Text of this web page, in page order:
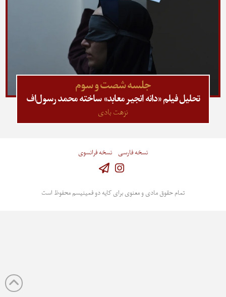
جلسه شصت و سوم
تحلیل فیلم «دانه انجیر معابد» ساخته محمد رسول‌اف
نزهت بادی
نسخه فارسی نسخه فرانسوی
تمام حقوق مادی و معنوی برای کایه دو فمینیسم محفوظ است